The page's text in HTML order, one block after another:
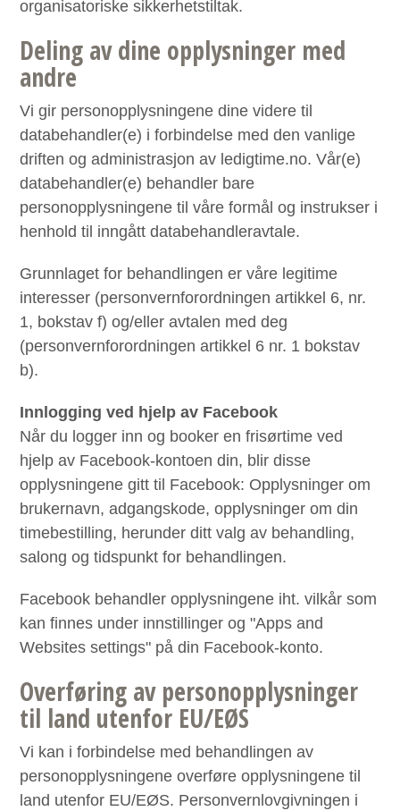
organisatoriske sikkerhetstiltak.
Deling av dine opplysninger med
andre
Vi gir personopplysningene dine videre til
databehandler(e) i forbindelse med den vanlige
driften og administrasjon av ledigtime.no. Vår(e)
databehandler(e) behandler bare
personopplysningene til våre formål og instrukser i
henhold til inngått databehandleravtale.
Grunnlaget for behandlingen er våre legitime
interesser (personvernforordningen artikkel 6, nr.
1, bokstav f) og/eller avtalen med deg
(personvernforordningen artikkel 6 nr. 1 bokstav
b).
Innlogging ved hjelp av Facebook
Når du logger inn og booker en frisørtime ved
hjelp av Facebook-kontoen din, blir disse
opplysningene gitt til Facebook: Opplysninger om
brukernavn, adgangskode, opplysninger om din
timebestilling, herunder ditt valg av behandling,
salong og tidspunkt for behandlingen.
Facebook behandler opplysningene iht. vilkår som
kan finnes under innstillinger og "Apps and
Websites settings" på din Facebook-konto.
Overføring av personopplysninger
til land utenfor EU/EØS
Vi kan i forbindelse med behandlingen av
personopplysningene overføre opplysningene til
land utenfor EU/EØS. Personvernlovgivningen i